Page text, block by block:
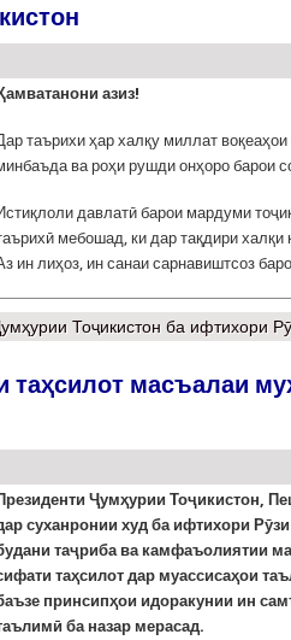
азиз!
таърихи ҳар халқу миллат
ва роҳи рушди онҳоро барои
давлатӣ барои мардуми
мебошад, ки дар тақдири
ин лиҳоз, ин санаи сарнавиштсоз
Тоҷикистон ба ифтихори
масъалаи
Ҷумҳурии Тоҷикистон,
суханронии худ ба ифтихори
таҷриба ва камфаъолиятии
таҳсилот дар муассисаҳои
принсипҳои идоракунии ин
ба назар мерасад.